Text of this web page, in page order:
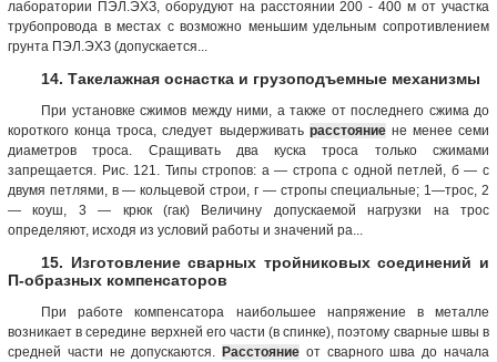
лаборатории ПЭЛ.ЭХЗ, оборудуют на расстоянии 200 - 400 м от участка
трубопровода в местах с возможно меньшим удельным сопротивлением
грунта ПЭЛ.ЭХЗ (допускается...
14. Такелажная оснастка и грузоподъемные механизмы
При установке сжимов между ними, а также от последнего сжима до
короткого конца троса, следует выдерживать расстояниене менее семи
диаметров троса. Сращивать два куска троса только сжимами
запрещается. Рис. 121. Типы стропов: а — стропа с одной петлей, б — с
двумя петлями, в — кольцевой строи, г — стропы специальные; 1—трос, 2
— коуш, 3 — крюк (гак) Величину допускаемой нагрузки на трос
определяют, исходя из условий работы и значений ра...
15. Изготовление сварных тройниковых соединений и
П-образных компенсаторов
При работе компенсатора наибольшее напряжение в металле
возникает в середине верхней его части (в спинке), поэтому сварные швы в
средней части не допускаются.Расстояние от сварного шва до начала